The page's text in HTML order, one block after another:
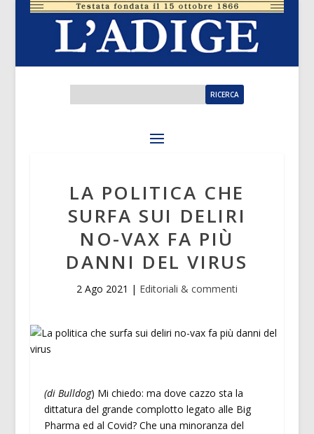
LA POLITICA CHE
SURFA SUI DELIRI
NO-VAX FA PIÙ
DANNI DEL VIRUS
2 Ago 2021 | Editoriali & commenti
(di Bulldog) Mi chiedo: ma dove cazzo sta la
dittatura del grande complotto legato alle Big
Pharma ed al Covid? Che una minoranza del